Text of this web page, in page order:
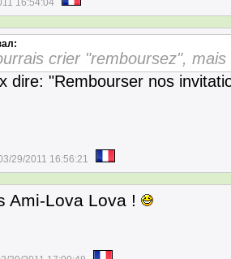
16:54:04
crier "remboursez",
dire: "Rembourser nos
29/2011 16:56:21
Ami-Lova Lova !